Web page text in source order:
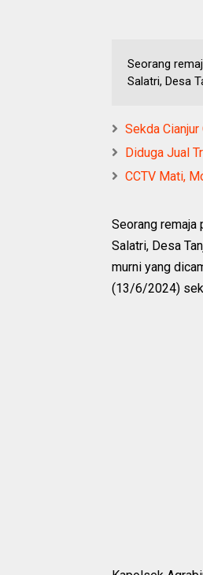
Seorang
Salatri, Desa
Sekda
Diduga Jual
CCTV Mati,
Seorang remaja
Salatri, Desa
murni yang
(13/6/2024)